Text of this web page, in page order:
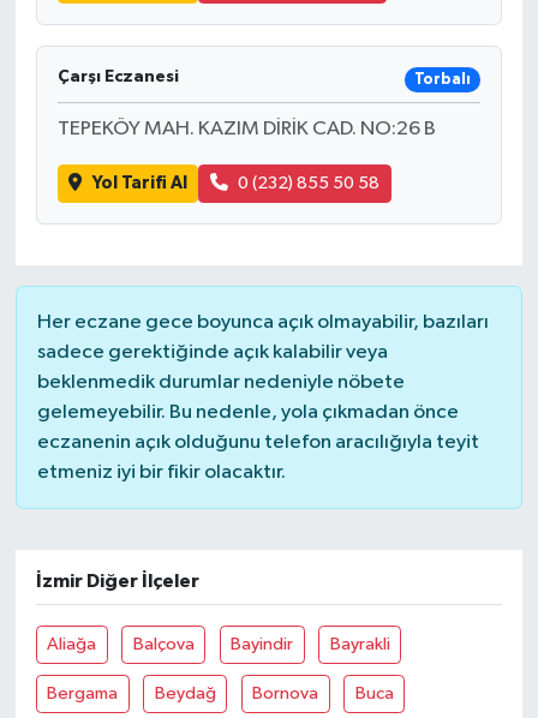
Çarşı Eczanesi Torbalı
TEPEKÖY MAH. KAZIM DİRİK CAD. NO:26 B
Yol Tarifi Al 0 (232) 855 50 58
Her eczane gece boyunca açık olmayabilir, bazıları
sadece gerektiğinde açık kalabilir veya
beklenmedik durumlar nedeniyle nöbete
gelemeyebilir. Bu nedenle, yola çıkmadan önce
eczanenin açık olduğunu telefon aracılığıyla teyit
etmeniz iyi bir fikir olacaktır.
İzmir Diğer İlçeler
Aliağa Balçova Bayindir Bayrakli
Bergama Beydağ Bornova Buca